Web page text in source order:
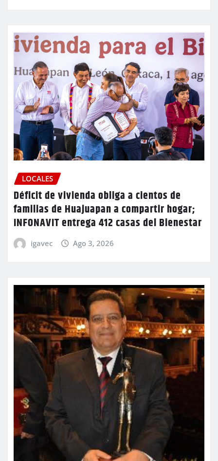
LOCALES
Déficit de vivienda obliga a cientos de
familias de Huajuapan a compartir hogar;
INFONAVIT entrega 412 casas del Bienestar
igavec Ago 3, 2026